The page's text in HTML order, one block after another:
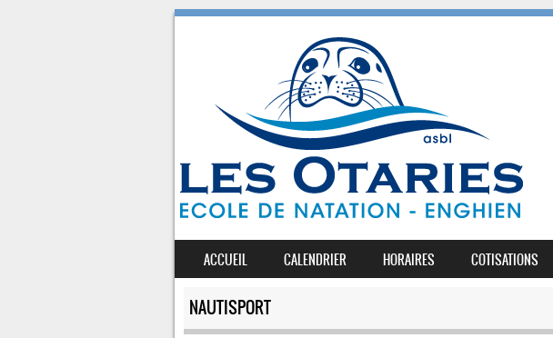
MENU
SKIP TO CONTENT
ACCUEIL CALENDRIER HORAIRES COTISATIONS
NAUTISPORT